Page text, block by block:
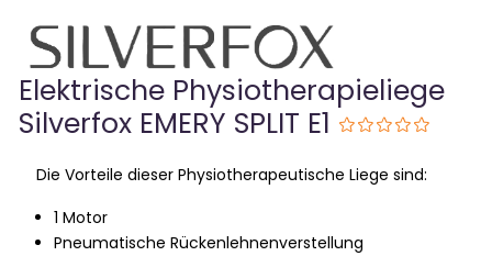
Elektrische Physiotherapieliege
Silverfox EMERY SPLIT E1
Die Vorteile dieser Physiotherapeutische Liege sind:
1 Motor
Pneumatische Rückenlehnenverstellung